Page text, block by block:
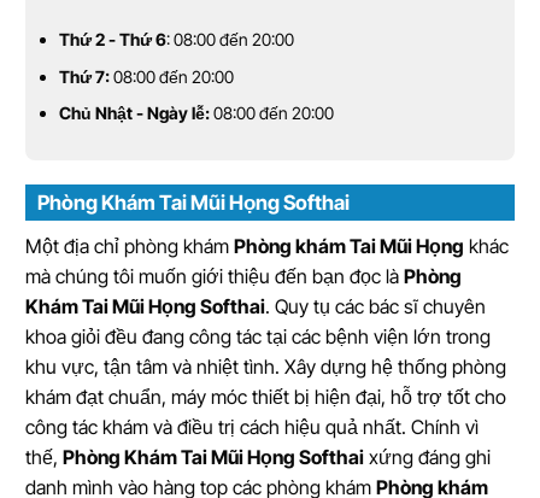
Thứ 2 - Thứ 6: 08:00 đến 20:00
Thứ 7:08:00 đến 20:00
Chủ Nhật - Ngày lễ:08:00 đến 20:00
Phòng Khám Tai Mũi Họng Softhai
Một địa chỉ phòng khám Phòng khám Tai Mũi Họng khác
mà chúng tôi muốn giới thiệu đến bạn đọc là Phòng
Khám Tai Mũi Họng Softhai. Quy tụ các bác sĩ chuyên
khoa giỏi đều đang công tác tại các bệnh viện lớn trong
khu vực, tận tâm và nhiệt tình. Xây dựng hệ thống phòng
khám đạt chuẩn, máy móc thiết bị hiện đại, hỗ trợ tốt cho
công tác khám và điều trị cách hiệu quả nhất. Chính vì
thế, Phòng Khám Tai Mũi Họng Softhai xứng đáng ghi
danh mình vào hàng top các phòng khám Phòng khám